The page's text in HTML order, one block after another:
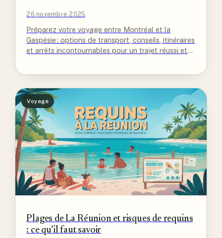
26 novembre 2025
Préparez votre voyage entre Montréal et la
Gaspésie : options de transport, conseils, itinéraires
et arrêts incontournables pour un trajet réussi et
Voyage
Plages de La Réunion et risques de requins
: ce qu’il faut savoir